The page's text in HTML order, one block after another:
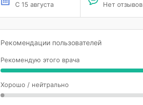
С 15 августа Нет отзывов
Рекомендации пользователей
Рекомендую этого врача
Хорошо / нейтрально